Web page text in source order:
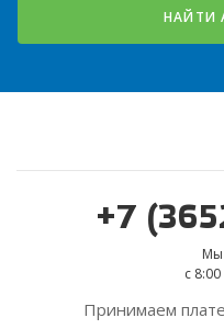
НАЙТИ
+7
Мы
с
Принимаем